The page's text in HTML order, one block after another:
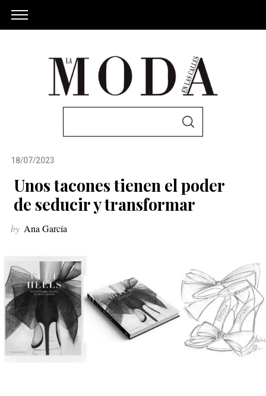
c
f
o
:
S
18/07/2023
Unos tacones tienen el poder
de seducir y transformar
by Ana García